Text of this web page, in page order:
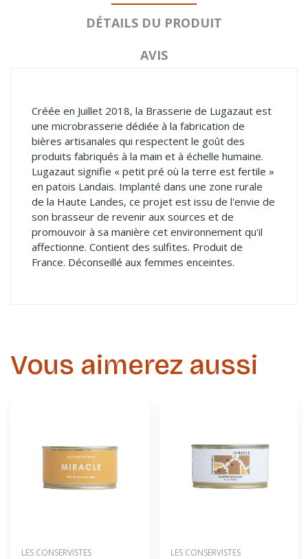
DÉTAILS DU PRODUIT
AVIS
Créée en Juillet 2018, la Brasserie de Lugazaut est
une microbrasserie dédiée à la fabrication de
bières artisanales qui respectent le goût des
produits fabriqués à la main et à échelle humaine.
Lugazaut signifie « petit pré où la terre est fertile »
en patois Landais. Implanté dans une zone rurale
de la Haute Landes, ce projet est issu de l'envie de
son brasseur de revenir aux sources et de
promouvoir à sa manière cet environnement qu'il
affectionne. Contient des sulfites. Produit de
France. Déconseillé aux femmes enceintes.
Vous aimerez aussi
LES CONSERVISTES LES CONSERVISTES